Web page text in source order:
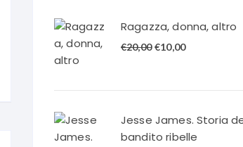
€18,00.€9,00.
Ragazza, donna, altro
€20,00 Il
€20,00.
€10,00Il
€10,00.
Jesse James. Storia
bandito ribelle